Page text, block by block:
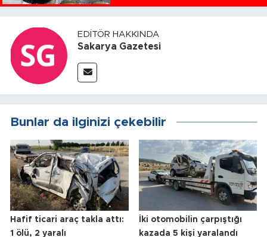
EDITÖR HAKKINDA
Sakarya Gazetesi
Bunlar da ilginizi çekebilir
Hafif ticari araç takla attı:
1 ölü, 2 yaralı
İki otomobilin çarpıştığı
kazada 5 kişi yaralandı